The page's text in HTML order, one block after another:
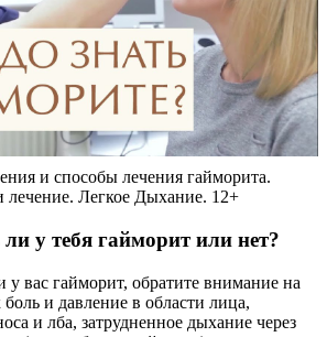
и способы лечения гайморита.
Легкое Дыхание. 12+
ли у тебя гайморит или нет?
у вас гайморит, обратите внимание на
и давление в области лица,
и лба, затрудненное дыхание через